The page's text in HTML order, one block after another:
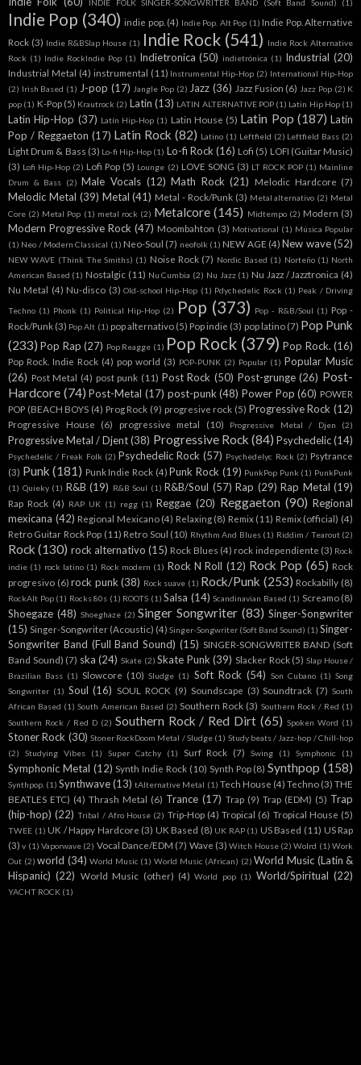
INDIE FOLK SINGER-SONGWRITER BAND (Soft Band Sound) (1)
Indie Pop (340) indie pop. (4) Indie Pop. Alt Pop (1) Indie Pop. Alternative
Rock (3) Indie R&BSlap House (1) Indie Rock (541) Indie Rock Alternative
Rock (1) Indie RockIndie Pop (1) Indietronica (50) indietrónica (1) Industrial (20)
Industrial Metal (4) instrumental (11) Instrumental Hip-Hop (2) International Hip-Hop
(2) Irish Based (1) J-pop (17) Jangle Pop (2) Jazz (36) Jazz Fusion (6) Jazz Pop (2) K
pop (1) K-Pop (5) Krautrock (2) Latin (13) LATIN ALTERNATIVE POP (1) Latin Hip Hop (1)
Latin Hip-Hop (37) Latín Hip-Hop (1) Latin House (5) Latin Pop (187) Latin
Pop / Reggaeton (17) Latin Rock (82) Latino (1) Leftfield (2) Leftfield Bass (2)
Light Drum & Bass (3) Lo-fi Hip-Hop (1) Lo-fi Rock (16) Lofi (5) LOFI (Guitar Music)
(3) Lofi Hip-Hop (2) Lofi Pop (5) Lounge (2) LOVE SONG (3) LT ROCK POP (1) Mainline
Drum & Bass (2) Male Vocals (12) Math Rock (21) Melodic Hardcore (7)
Melodic Metal (39) Metal (41) Metal - Rock/Punk (3) Metal alternativo (2) Metal
Core (2) Metal Pop (1) metal rock (2) Metalcore (145) Midtempo (2) Modern (3)
Modern Progressive Rock (47) Moombahton (3) Motivational (1) Música Popular
(1) Neo / Modern Classical (1) Neo-Soul (7) neofolk (1) NEW AGE (4) New wave (52)
NEW WAVE (Think The Smiths) (1) Noise Rock (7) Nordic Based (1) Norteño (1) North
American Based (1) Nostalgic (11) Nu Cumbia (2) Nu Jazz (1) Nu Jazz / Jazztronica (4)
Nu Metal (4) Nu-disco (3) Old-school Hip-Hop (1) Pdychedelic Rock (1) Peak / Driving
Techno (1) Phonk (1) Political Hip-Hop (2) Pop (373) Pop - R&B/Soul (1) Pop -
Rock/Punk (3) Pop Alt (1) pop alternativo (5) Pop indie (3) pop latino (7) Pop Punk
(233) Pop Rap (27) Pop Reagge (1) Pop Rock (379) Pop Rock. (16)
Pop Rock. Indie Rock (4) pop world (3) POP-PUNK (2) Popular (1) Popular Music
(26) Post Metal (4) post punk (11) Post Rock (50) Post-grunge (26) Post-
Hardcore (74) Post-Metal (17) post-punk (48) Power Pop (60) POWER
POP (BEACH BOYS (4) Prog Rock (9) progresive rock (5) Progressive Rock (12)
Progressive House (6) progressive metal (10) Progressive Metal / Djen (2)
Progressive Metal / Djent (38) Progressive Rock (84) Psychedelic(14)
Psychedelic / Freak Folk (2) Psychedelic Rock (57) Psychedelyc Rock (2) Psytrance
(3) Punk (181) Punk Indie Rock (4) Punk Rock (19) PunkPop Punk (1) PunkPunk
(1) Quieky (1) R&B (19) R&B Soul (1) R&B/Soul (57) Rap (29) Rap Metal (19)
Rap Rock (4) RAP UK (1) regg (1) Reggae (20) Reggaeton (90) Regional
mexicana (42) Regional Mexicano (4) Relaxing (8) Remix (11) Remix (official) (4)
Retro Guitar Rock Pop (11) Retro Soul (10) Rhythm And Blues (1) Riddim / Tearout (2)
Rock (130) rock alternativo (15) Rock Blues (4) rock independiente (3) Rock
indie (1) rock latino (1) Rock modern (1) Rock N Roll (12) Rock Pop (65) Rock
progresivo (6) rock punk (38) Rock suave (1) Rock/Punk (253) Rockabilly (8)
RockAlt Pop (1) Rocks 80s (1) ROOTS (1) Salsa (14) Scandinavian Based (1) Screamo (8)
Shoegaze (48) Shoeghaze (2) Singer Songwriter (83) Singer-Songwriter
(15) Singer-Songwriter (Acoustic) (4) Singer-Songwriter (Soft Band Sound) (1) Singer-
Songwriter Band (Full Band Sound) (15) SINGER-SONGWRITER BAND (Soft
Band Sound) (7) ska (24) Skate (2) Skate Punk (39) Slacker Rock (5) Slap House /
Brazilian Bass (1) Slowcore (10) Sludge (1) Soft Rock (54) Son Cubano (1) Song
Songwriter (1) Soul (16) SOUL ROCK (9) Soundscape (3) Soundtrack (7) South
African Based (1) South American Based (2) Southern Rock (3) Southern Rock / Red (1)
Southern Rock / Red D (2) Southern Rock / Red Dirt (65) Spoken Word (1)
Stoner Rock (30) Stoner RockDoom Metal / Sludge (1) Study beats / Jazz-hop / Chill-hop
(2)
Studying Vibes (1) Super Catchy (1) Surf Rock (7) Swing (1) Symphonic (1)
Symphonic Metal (12) Synth Indie Rock (10) Synth Pop (8) Synthpop (158)
Synthpop. (1) Synthwave (13) tAlternative Metal (1) Tech House (4) Techno (3) THE
BEATLES ETC) (4) Thrash Metal (6) Trance (17) Trap (9) Trap (EDM) (5) Trap
(hip-hop) (22) Tribal / Afro House (2) Trip-Hop (4) Tropical (6) Tropical House (5)
TWEE (1) UK / Happy Hardcore (3) UK Based (8) UK RAP (1) US Based (11) US Rap
(3) v (1) Vaporwave (2) Vocal Dance/EDM (7) Wave (3) Witch House (2) Wolrd (1) Work
Out (2) world (34) World Music (1) World Music (African) (2) World Music (Latin &
Hispanic) (22) World Music (other) (4) World pop (1) World/Spiritual (22)
YACHT ROCK (1)